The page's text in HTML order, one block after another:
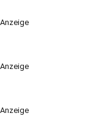
Anzeige
Anzeige
Anzeige